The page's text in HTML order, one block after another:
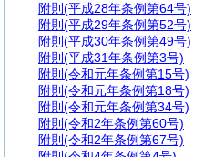
附則 (平成28年条例第64号)
附則 (平成29年条例第52号)
附則 (平成30年条例第49号)
附則 (平成31年条例第3号)
附則 (令和元年条例第15号)
附則 (令和元年条例第18号)
附則 (令和元年条例第34号)
附則 (令和2年条例第60号)
附則 (令和2年条例第67号)